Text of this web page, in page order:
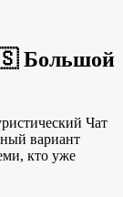
Большой
Чат
вариант
кто уже